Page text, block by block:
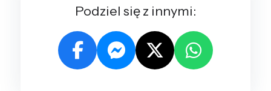
Podziel się z innymi: